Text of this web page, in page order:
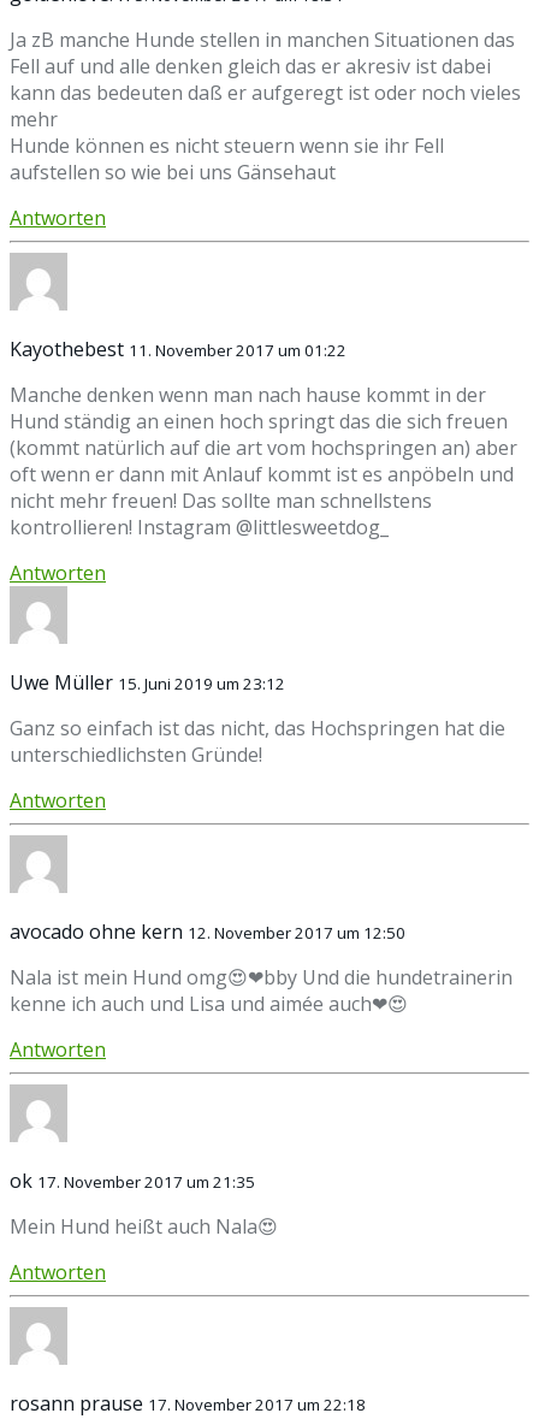
Ja zB manche Hunde stellen in manchen Situationen das
Fell auf und alle denken gleich das er akresiv ist dabei
kann das bedeuten daß er aufgeregt ist oder noch vieles
mehr
Hunde können es nicht steuern wenn sie ihr Fell
aufstellen so wie bei uns Gänsehaut
Antworten
Kayothebest 11. November 2017 um 01:22
Manche denken wenn man nach hause kommt in der
Hund ständig an einen hoch springt das die sich freuen
(kommt natürlich auf die art vom hochspringen an) aber
oft wenn er dann mit Anlauf kommt ist es anpöbeln und
nicht mehr freuen! Das sollte man schnellstens
kontrollieren! Instagram @littlesweetdog_
Antworten
Uwe Müller 15. Juni 2019 um 23:12
Ganz so einfach ist das nicht, das Hochspringen hat die
unterschiedlichsten Gründe!
Antworten
avocado ohne kern 12. November 2017 um 12:50
Nala ist mein Hund omg😍❤bby Und die hundetrainerin
kenne ich auch und Lisa und aimée auch❤😍
Antworten
ok 17. November 2017 um 21:35
Mein Hund heißt auch Nala😍
Antworten
rosann prause 17. November 2017 um 22:18